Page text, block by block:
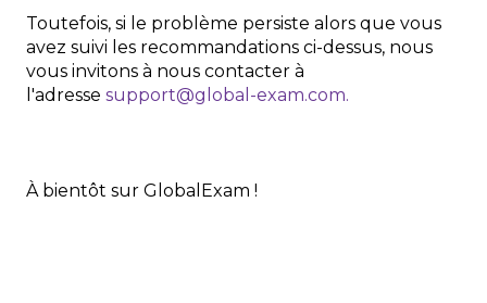
Toutefois, si le problème persiste alors que vous
avez suivi les recommandations ci-dessus, nous
vous invitons à nous contacter à
l'adresse support@global-exam.com.
À bientôt sur GlobalExam !